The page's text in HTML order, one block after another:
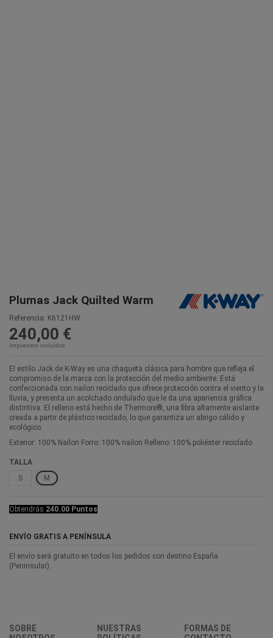
Plumas Jack Quilted Warm
Referencia: K6121HW
240,00 €
Impuestos incluidos
El estilo Jack de K-Way es una chaqueta clásica para hombre que refleja el
compromiso de la marca con la protección del medio ambiente. Está
confeccionada con nailon reciclado que ofrece protección contra el viento y la
lluvia, y presenta un acolchado ondulado que le da una apariencia gráfica
distintiva. El relleno está hecho de Thermore®, una fibra altamente aislante
creada a partir de plástico reciclado, lo que garantiza un abrigo cálido y
ecológico.
Exterior: 100% Nailon Forro: 100% nailon Relleno: 100% poliéster reciclado
TALLA
S
M
Obtendrás 240.00 Puntos
ENVÍO GRATIS A PENÍNSULA
El envío será gratuito en todos los pedidos con destino España
(Peninsular).
SOBRE
NUESTRAS
FORMAS DE